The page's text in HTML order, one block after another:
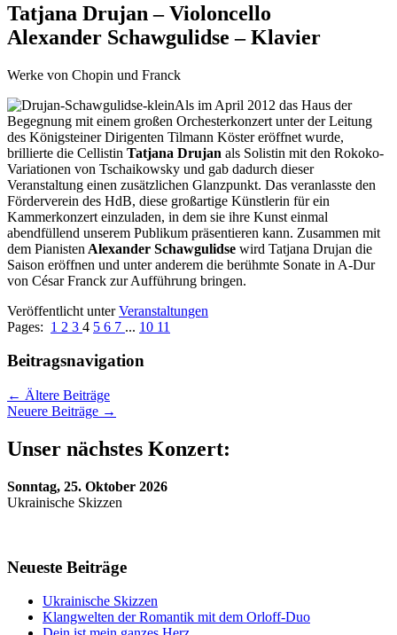
Tatjana Drujan – Violoncello
Alexander Schawgulidse – Klavier
Werke von Chopin und Franck
Als im April 2012 das Haus der
Begegnung mit einem großen Orchesterkonzert unter der Leitung
des Königsteiner Dirigenten Tilmann Köster eröffnet wurde,
brillierte die Cellistin Tatjana Drujan als Solistin mit den Rokoko-
Variationen von Tschaikowsky und gab dadurch dieser
Veranstaltung einen zusätzlichen Glanzpunkt. Das veranlasste den
Förderverein des HdB, diese großartige Künstlerin für ein
Kammerkonzert einzuladen, in dem sie ihre Kunst einmal
abendfüllend unserem Publikum präsentieren kann. Zusammen mit
dem Pianisten Alexander Schawgulidse wird Tatjana Drujan die
Saison eröffnen und unter anderem die berühmte Sonate in A-Dur
von César Franck zur Aufführung bringen.
Veröffentlicht unter Veranstaltungen
Pages: 1 2 3 4 5 6 7 ... 10 11
Beitragsnavigation
← Ältere Beiträge
Neuere Beiträge →
Unser nächstes Konzert:
Sonntag, 25. Oktober 2026
Ukrainische Skizzen
Neueste Beiträge
Ukrainische Skizzen
Klangwelten der Romantik mit dem Orloff-Duo